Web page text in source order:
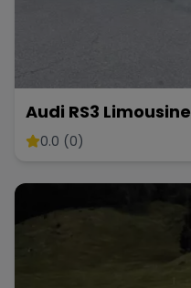
Audi RS3 Limousine
0.0 (0)